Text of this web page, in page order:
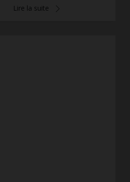
Lire la suite